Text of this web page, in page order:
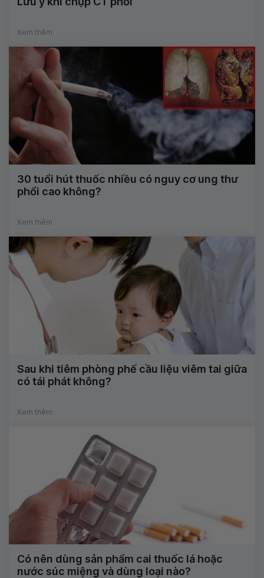
Xem thêm
30 tuổi hút thuốc nhiều có nguy cơ ung thư
phổi cao không?
Xem thêm
Sau khi tiêm phòng phế cầu liệu viêm tai giữa
có tái phát không?
Xem thêm
Có nên dùng sản phẩm cai thuốc lá hoặc
nước súc miệng và dùng loại nào?